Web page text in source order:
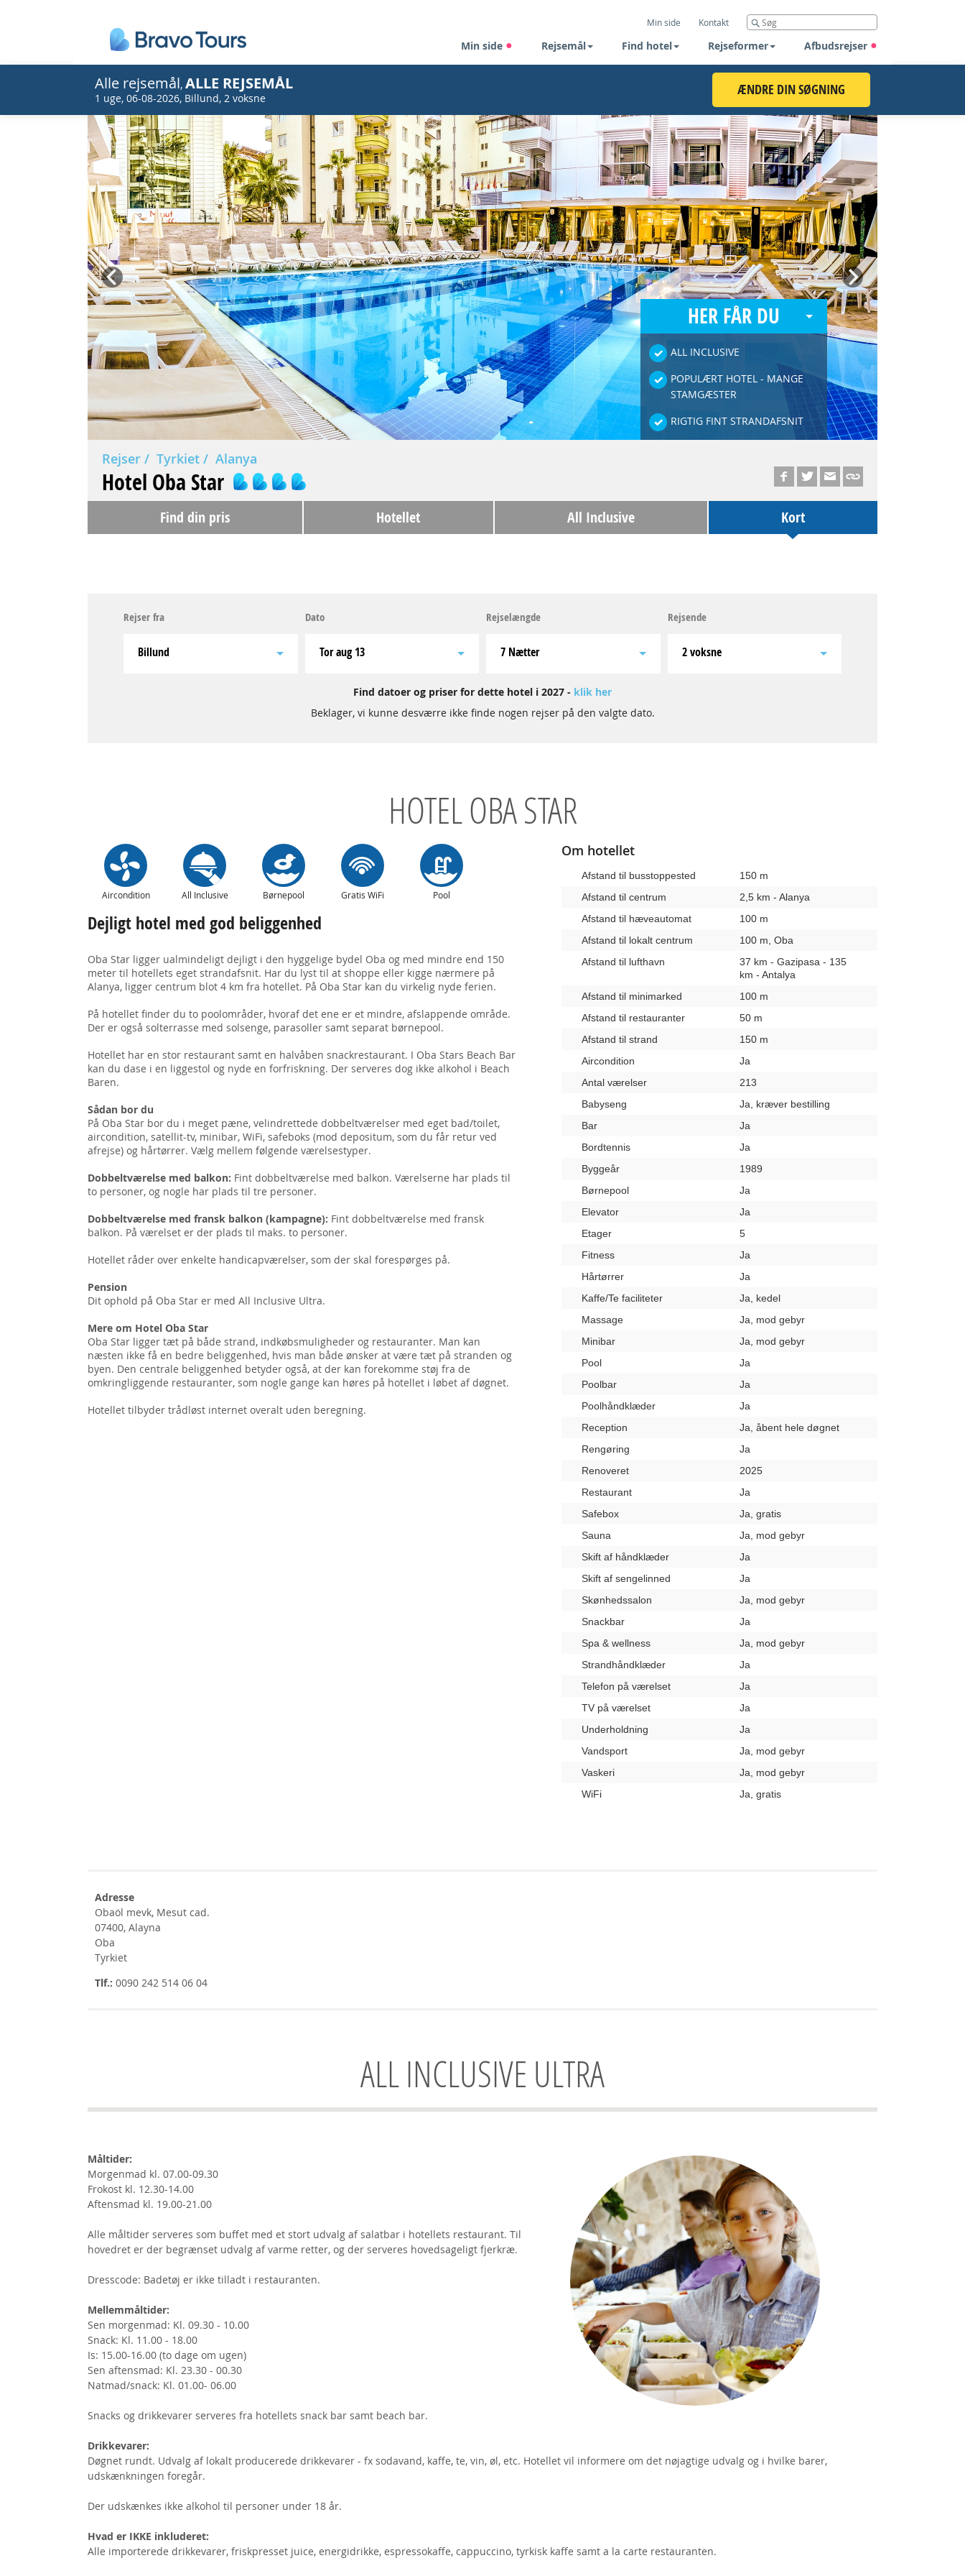
Min side Kontakt
Min side Rejsemål Find hotel Rejseformer Afbudsrejser
Alle rejsemål, ALLE REJSEMÅL
1 uge, 06-08-2026, Billund, 2 voksne ÆNDRE DIN SØGNING
HER FÅR DU
ALL INCLUSIVE
POPULÆRT HOTEL - MANGE
STAMGÆSTER
RIGTIG FINT STRANDAFSNIT
Prev Next
Rejser Tyrkiet Alanya
Hotel Oba Star
Find din pris Hotellet All Inclusive Kort
Rejser fra
Billund
Dato
tor aug 13
Rejselængde
7 Nætter
Rejsende
2 voksne
Find datoer og priser for dette hotel i 2027 - klik her
Beklager, vi kunne desværre ikke finde nogen rejser på den valgte dato.
HOTEL OBA STAR
Aircondition All Inclusive Børnepool Gratis WiFi Pool
Dejligt hotel med god beliggenhed
Oba Star ligger ualmindeligt dejligt i den hyggelige bydel Oba og med mindre end 150
meter til hotellets eget strandafsnit. Har du lyst til at shoppe eller kigge nærmere på
Alanya, ligger centrum blot 4 km fra hotellet. På Oba Star kan du virkelig nyde ferien.
På hotellet finder du to poolområder, hvoraf det ene er et mindre, afslappende område.
Der er også solterrasse med solsenge, parasoller samt separat børnepool.
Hotellet har en stor restaurant samt en halvåben snackrestaurant. I Oba Stars Beach Bar
kan du dase i en liggestol og nyde en forfriskning. Der serveres dog ikke alkohol i Beach
Baren.
Sådan bor du
På Oba Star bor du i meget pæne, velindrettede dobbeltværelser med eget bad/toilet,
aircondition, satellit-tv, minibar, WiFi, safeboks (mod depositum, som du får retur ved
afrejse) og hårtørrer. Vælg mellem følgende værelsestyper.
Dobbeltværelse med balkon: Fint dobbeltværelse med balkon. Værelserne har plads til
to personer, og nogle har plads til tre personer.
Dobbeltværelse med fransk balkon (kampagne): Fint dobbeltværelse med fransk
balkon. På værelset er der plads til maks. to personer.
Hotellet råder over enkelte handicapværelser, som der skal forespørges på.
Pension
Dit ophold på Oba Star er med All Inclusive Ultra.
Mere om Hotel Oba Star
Oba Star ligger tæt på både strand, indkøbsmuligheder og restauranter. Man kan
næsten ikke få en bedre beliggenhed, hvis man både ønsker at være tæt på stranden og
byen. Den centrale beliggenhed betyder også, at der kan forekomme støj fra de
omkringliggende restauranter, som nogle gange kan høres på hotellet i løbet af døgnet.
Hotellet tilbyder trådløst internet overalt uden beregning.
Om hotellet
Afstand til busstoppested
150 m
Afstand til centrum
2,5 km - Alanya
Afstand til hæveautomat
100 m
Afstand til lokalt centrum
100 m, Oba
Afstand til lufthavn
37 km - Gazipasa - 135
km - Antalya
Afstand til minimarked
100 m
Afstand til restauranter
50 m
Afstand til strand
150 m
Aircondition
Ja
Antal værelser
213
Babyseng
Ja, kræver bestilling
Bar
Ja
Bordtennis
Ja
Byggeår
1989
Børnepool
Ja
Elevator
Ja
Etager
5
Fitness
Ja
Hårtørrer
Ja
Kaffe/Te faciliteter
Ja, kedel
Massage
Ja, mod gebyr
Minibar
Ja, mod gebyr
Pool
Ja
Poolbar
Ja
Poolhåndklæder
Ja
Reception
Ja, åbent hele døgnet
Rengøring
Ja
Renoveret
2025
Restaurant
Ja
Safebox
Ja, gratis
Sauna
Ja, mod gebyr
Skift af håndklæder
Ja
Skift af sengelinned
Ja
Skønhedssalon
Ja, mod gebyr
Snackbar
Ja
Spa & wellness
Ja, mod gebyr
Strandhåndklæder
Ja
Telefon på værelset
Ja
TV på værelset
Ja
Underholdning
Ja
Vandsport
Ja, mod gebyr
Vaskeri
Ja, mod gebyr
WiFi
Ja, gratis
Adresse
Obaöl mevk, Mesut cad.
07400, Alayna
Oba
Tyrkiet
Tlf.: 0090 242 514 06 04
ALL INCLUSIVE ULTRA
Måltider:
Morgenmad kl. 07.00-09.30
Frokost kl. 12.30-14.00
Aftensmad kl. 19.00-21.00
Alle måltider serveres som buffet med et stort udvalg af salatbar i hotellets restaurant. Til
hovedret er der begrænset udvalg af varme retter, og der serveres hovedsageligt fjerkræ.
Dresscode: Badetøj er ikke tilladt i restauranten.
Mellemmåltider:
Sen morgenmad: Kl. 09.30 - 10.00
Snack: Kl. 11.00 - 18.00
Is: 15.00-16.00 (to dage om ugen)
Sen aftensmad: Kl. 23.30 - 00.30
Natmad/snack: Kl. 01.00- 06.00
Snacks og drikkevarer serveres fra hotellets snack bar samt beach bar.
Drikkevarer:
Døgnet rundt. Udvalg af lokalt producerede drikkevarer - fx sodavand, kaffe, te, vin, øl, etc. Hotellet vil informere om det nøjagtige udvalg og i hvilke barer,
udskænkningen foregår.
Der udskænkes ikke alkohol til personer under 18 år.
Hvad er IKKE inkluderet:
Alle importerede drikkevarer, friskpresset juice, energidrikke, espressokaffe, cappuccino, tyrkisk kaffe samt a la carte restauranten.